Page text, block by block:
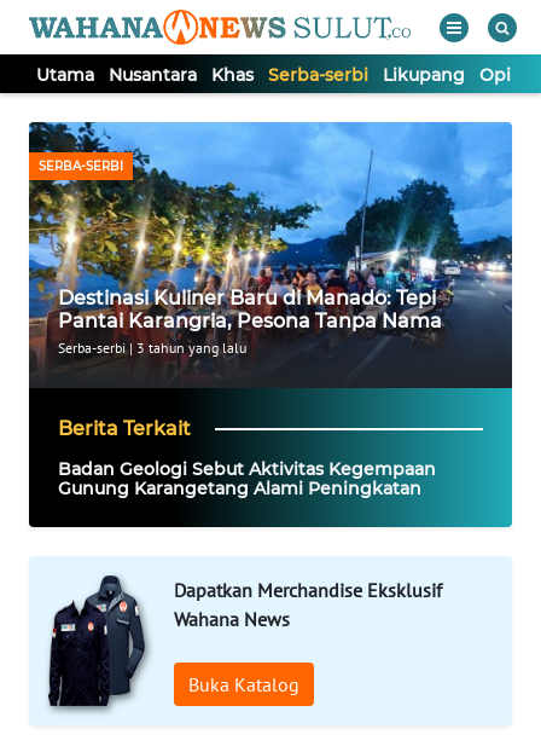
Utama Nusantara Khas Serba-serbi Likupang Opini
SERBA-SERBI
Destinasi Kuliner Baru di Manado: Tepi
Pantai Karangria, Pesona Tanpa Nama
Serba-serbi| 3 tahun yang lalu
Berita Terkait
Badan Geologi Sebut Aktivitas Kegempaan
Gunung Karangetang Alami Peningkatan
Dapatkan Merchandise Eksklusif
Wahana News
Buka Katalog
TV
Tutup
UTAMA
NUSANTARA
KHAS
SERBA-
Informasi
INDEKS
BERITA